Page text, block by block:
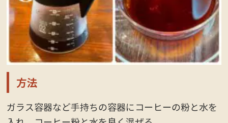
方法
ガラス容器など手持ちの容器にコーヒーの粉と水を